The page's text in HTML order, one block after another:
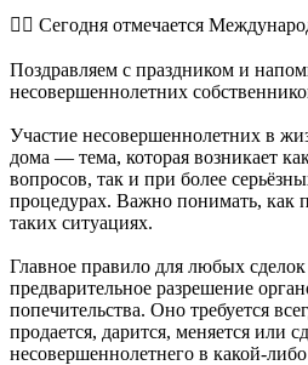
🧑‍⚖️ Сегодня отмечается
Поздравляем с праздником и
несовершеннолетних
Участие несовершеннолетних в
дома — тема, которая возникает
вопросов, так и при более
процедурах. Важно понимать, как
таких ситуациях.
Главное правило для любых
предварительное разрешение
попечительства. Оно требуется
продается, дарится, меняется или
несовершеннолетнего в какой-